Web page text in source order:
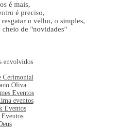
é mais,
é preciso,
o velho, o simples,
cheio de "novidades"
envolvidos
Cerimonial
Oliva
Eventos
eventos
Eventos